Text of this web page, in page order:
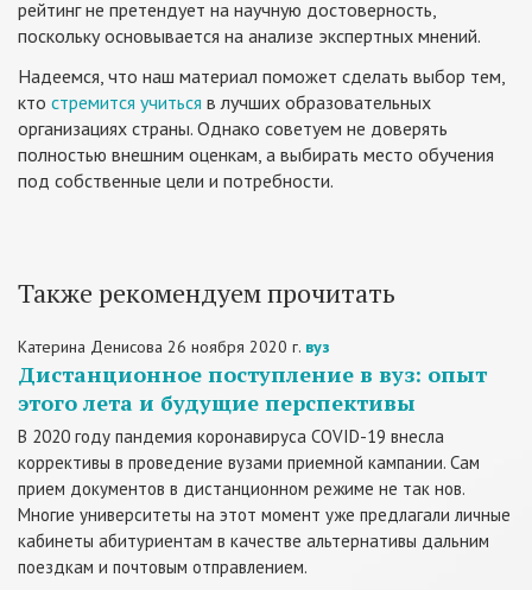
рейтинг не претендует на научную достоверность,
поскольку основывается на анализе экспертных мнений.
Надеемся, что наш материал поможет сделать выбор тем,
кто стремится учиться в лучших образовательных
организациях страны. Однако советуем не доверять
полностью внешним оценкам, а выбирать место обучения
под собственные цели и потребности.
Также рекомендуем прочитать
Катерина Денисова 26 ноября 2020 г. вуз
Дистанционное поступление в вуз: опыт
этого лета и будущие перспективы
В 2020 году пандемия коронавируса COVID-19 внесла
коррективы в проведение вузами приемной кампании. Сам
прием документов в дистанционном режиме не так нов.
Многие университеты на этот момент уже предлагали личные
кабинеты абитуриентам в качестве альтернативы дальним
поездкам и почтовым отправлением.